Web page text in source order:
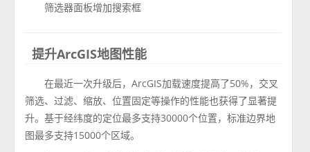
筛选器面板增加搜索框
提升ArcGIS地图性能
在最近一次升级后，ArcGIS加载速度提高了50%，交叉
筛选、过滤、缩放、位置固定等操作的性能也获得了显著提
升。基于经纬度的定位最多支持30000个位置，标准边界地
图最多支持15000个区域。